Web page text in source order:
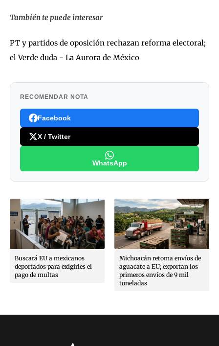
También te puede interesar
PT y partidos de oposición rechazan reforma electoral;
el Verde duda - La Aurora de México
RECOMENDAR NOTA
Facebook
X / Twitter
WhatsApp
Buscará EU a mexicanos
deportados para exigirles el
pago de multas
Michoacán retoma envíos de
aguacate a EU; exportan los
primeros envíos de 9 mil
toneladas